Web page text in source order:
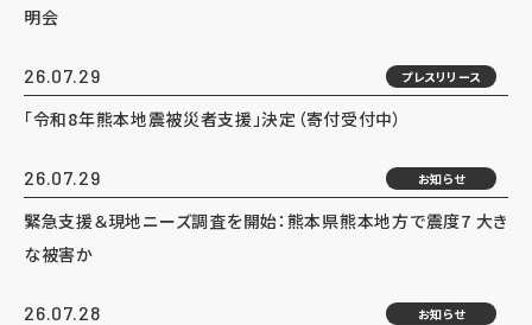
明会
26.07.29 プレスリリース
「令和8年熊本地震被災者支援」決定（寄付受付中）
26.07.29 お知らせ
緊急支援＆現地ニーズ調査を開始：熊本県熊本地方で震度7 大き
な被害か
26.07.28 お知らせ